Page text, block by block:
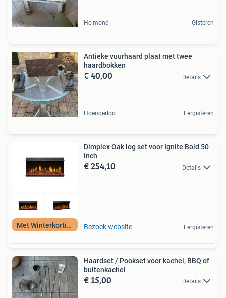
Helmond Gisteren
Antieke vuurhaard plaat met twee
haardbokken
€ 40,00 Details
Hoenderloo Eergisteren
Met Winterkorting
Dimplex Oak log set voor Ignite Bold 50
inch
€ 254,10 Details
Bezoek website Eergisteren
Haardset / Pookset voor kachel, BBQ of
buitenkachel
€ 15,00 Details